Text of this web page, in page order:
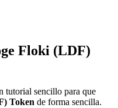
Floki (LDF)
tutorial sencillo para que
Token de forma sencilla.